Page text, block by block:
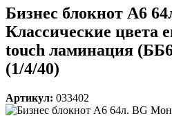
Бизнес блокнот А6
Классические цвета
touch ламинация
(1/4/40)
Артикул: 033402